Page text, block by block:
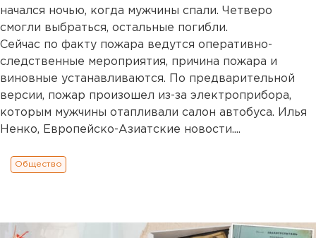
начался ночью, когда мужчины спали. Четверо
смогли выбраться, остальные погибли.
Сейчас по факту пожара ведутся оперативно-
следственные мероприятия, причина пожара и
виновные устанавливаются. По предварительной
версии, пожар произошел из-за электроприбора,
которым мужчины отапливали салон автобуса. Илья
Ненко, Европейско-Азиатские новости....
Общество